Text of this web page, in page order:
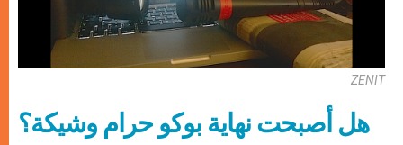
ZENIT
هل أصبحت نهاية بوكو حرام وشيكة؟